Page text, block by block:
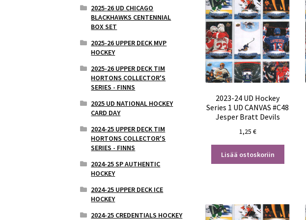
2023-24 UD Hockey
Series 1 UD CANVAS #C48
Jesper Bratt Devils
1,25 €
Lisää ostoskoriin
2025-26 UD CHICAGO
BLACKHAWKS CENTENNIAL
BOX SET
2025-26 UPPER DECK MVP
HOCKEY
2025-26 UPPER DECK TIM
HORTONS COLLECTOR'S
SERIES - FINNS
2025 UD NATIONAL HOCKEY
CARD DAY
2024-25 UPPER DECK TIM
HORTONS COLLECTOR'S
SERIES - FINNS
2024-25 SP AUTHENTIC
HOCKEY
2024-25 UPPER DECK ICE
HOCKEY
2024-25 CREDENTIALS HOCKEY